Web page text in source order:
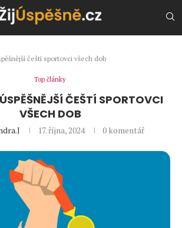
čeští sportovci všech dob
Top články
ČEŠTÍ SPORTOVCI
VŠECH DOB
17. října, 2024 0 komentář